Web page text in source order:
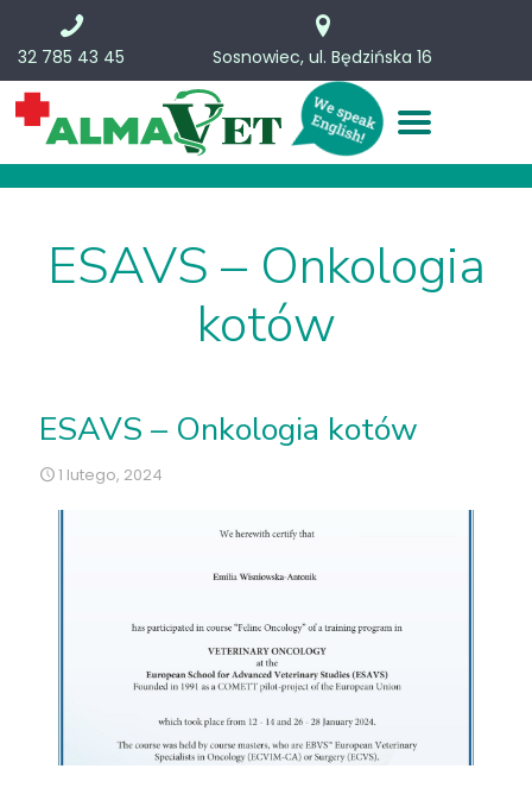
32 785 43 45 Sosnowiec, ul. Będzińska 16
ESAVS – Onkologia
kotów
ESAVS – Onkologia kotów
1 lutego, 2024